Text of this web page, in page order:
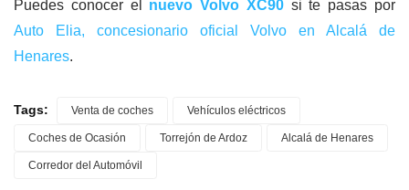
Puedes conocer el nuevo Volvo XC90si te pasas por
Auto Elia, concesionario oficial Volvo en Alcalá de
Henares.
Tags: Venta de coches Vehículos eléctricos
Coches de Ocasión Torrejón de Ardoz Alcalá de Henares
Corredor del Automóvil